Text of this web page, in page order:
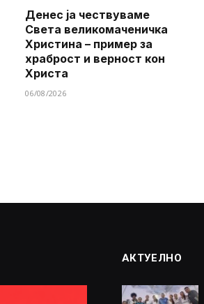
Денес ја чествуваме
Света великомаченичка
Христина – пример за
храброст и верност кон
Христа
06/08/2026
АКТУЕЛНО